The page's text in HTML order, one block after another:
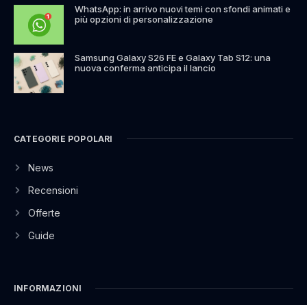
WhatsApp: in arrivo nuovi temi con sfondi animati e
più opzioni di personalizzazione
Samsung Galaxy S26 FE e Galaxy Tab S12: una
nuova conferma anticipa il lancio
CATEGORIE POPOLARI
News
Recensioni
Offerte
Guide
INFORMAZIONI